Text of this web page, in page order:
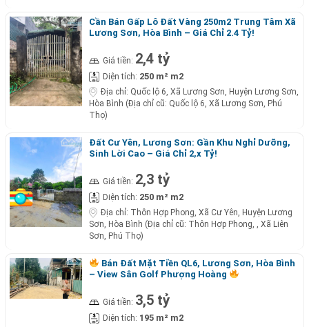
Cần Bán Gấp Lô Đất Vàng 250m2 Trung Tâm Xã
Lương Sơn, Hòa Bình – Giá Chỉ 2.4 Tỷ!
Giá tiền: 2,4 tỷ
Diện tích: 250 m² m2
Địa chỉ: Quốc lộ 6, Xã Lương Sơn, Huyện Lương Sơn,
Hòa Bình (Địa chỉ cũ: Quốc lộ 6, Xã Lương Sơn, Phú
Thọ)
Đất Cư Yên, Lương Sơn: Gần Khu Nghỉ Dưỡng,
Sinh Lời Cao – Giá Chỉ 2,x Tỷ!
Giá tiền: 2,3 tỷ
Diện tích: 250 m² m2
Địa chỉ: Thôn Hợp Phong, Xã Cư Yên, Huyện Lương
Sơn, Hòa Bình (Địa chỉ cũ: Thôn Hợp Phong, , Xã Liên
Sơn, Phú Thọ)
Bán Đất Mặt Tiền QL6, Lương Sơn, Hòa Bình
– View Sân Golf Phượng Hoàng
Giá tiền: 3,5 tỷ
Diện tích: 195 m² m2